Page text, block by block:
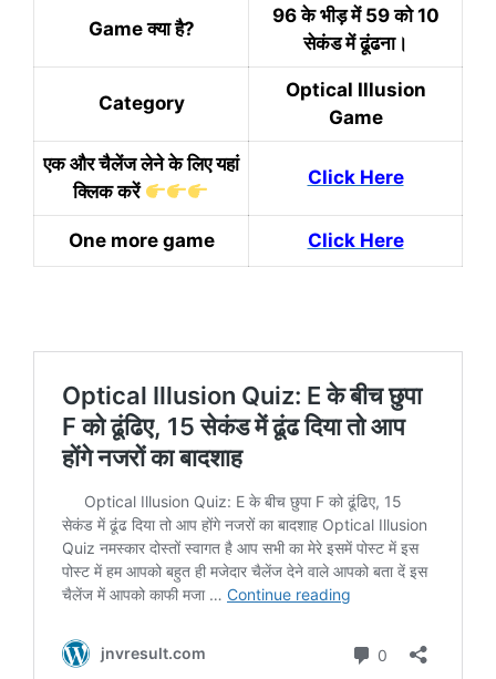
Game क्या है?
96 के भीड़ में 59 को 10
सेकंड में ढूंढना।
Category
Optical Illusion
Game
एक और चैलेंज लेने के लिए यहां
क्लिक करें
Click Here
One more game Click Here